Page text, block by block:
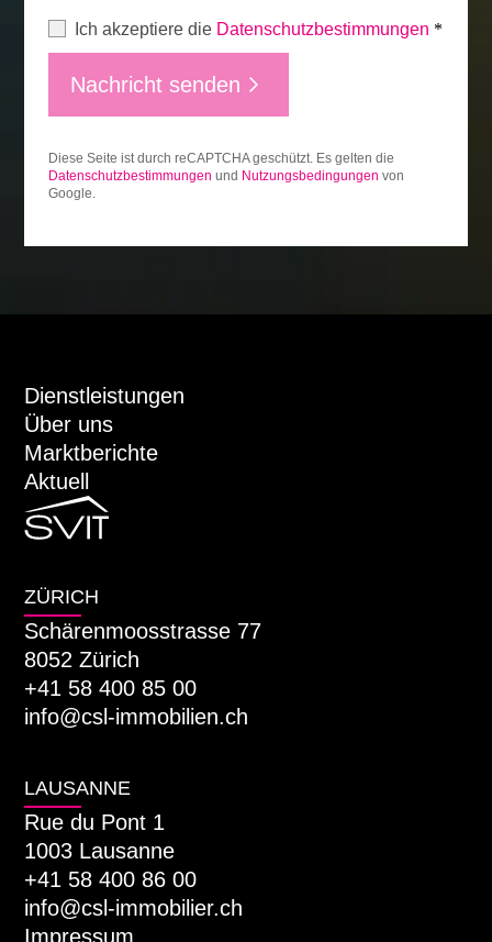
Ich akzeptiere die Datenschutzbestimmungen *
Nachricht senden
Diese Seite ist durch reCAPTCHA geschützt. Es gelten die
Datenschutzbestimmungen und Nutzungsbedingungen von
Google.
Dienstleistungen
Über uns
Marktberichte
Aktuell
ZÜRICH
Schärenmoosstrasse 77
8052 Zürich
+41 58 400 85 00
info@csl-immobilien.ch
LAUSANNE
Rue du Pont 1
1003 Lausanne
+41 58 400 86 00
info@csl-immobilier.ch
Impressum